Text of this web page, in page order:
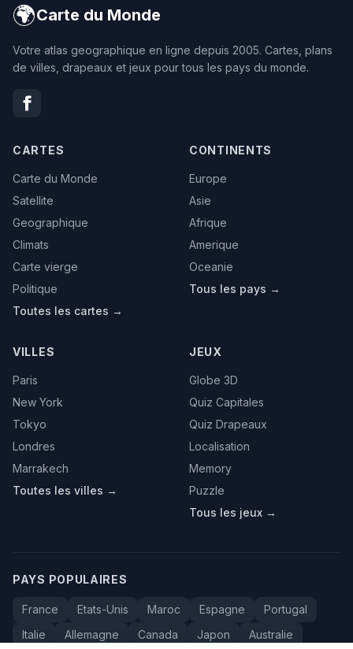
🌍Carte du Monde
Votre atlas geographique en ligne depuis 2005. Cartes, plans
de villes, drapeaux et jeux pour tous les pays du monde.
CARTES
Carte du Monde
Satellite
Geographique
Climats
Carte vierge
Politique
Toutes les cartes →
CONTINENTS
Europe
Asie
Afrique
Amerique
Oceanie
Tous les pays →
VILLES
Paris
New York
Tokyo
Londres
Marrakech
Toutes les villes →
JEUX
Globe 3D
Quiz Capitales
Quiz Drapeaux
Localisation
Memory
Puzzle
Tous les jeux →
PAYS POPULAIRES
France Etats-Unis Maroc Espagne
Portugal
Italie
Allemagne Canada Japon Australie